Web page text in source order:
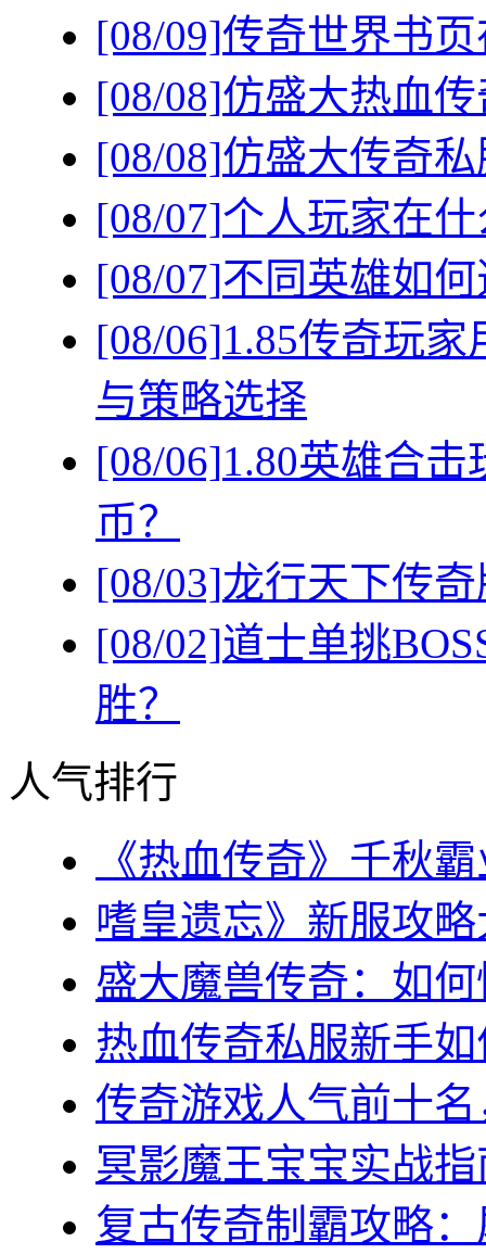
[08/09]传奇世界书
[08/08]仿盛大热血
[08/08]仿盛大传奇
[08/07]个人玩家在
[08/07]不同英雄如
[08/06]1.85传奇玩
与策略选择
[08/06]1.80英雄合
币？
[08/03]龙行天下传
[08/02]道士单挑
胜？
人气排行
《热血传奇》千秋
嗜皇遗忘》新服攻
盛大魔兽传奇：如
热血传奇私服新手
传奇游戏人气前十
冥影魔王宝宝实战
复古传奇制霸攻略